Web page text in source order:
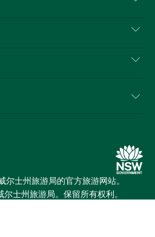
心
士州旅游局的官方旅游网站。
尔士州旅游局。保留所有权利。